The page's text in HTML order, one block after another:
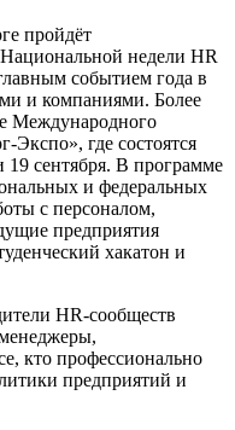
пройдёт
недели HR
событием года в
и компаниями. Более
Международного
Экспо», где состоятся
сентября. В программе
и федеральных
с персоналом,
предприятия
хакатон и
HR-сообществ
кто профессионально
предприятий и